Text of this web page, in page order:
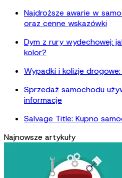
Najdroższe awarie w
oraz cenne wskazówki
Dym z rury wydechowej:
kolor?
Wypadki i kolizje
Sprzedaż samochodu
informacje
Salvage Title: Kupno
Najnowsze artykuły